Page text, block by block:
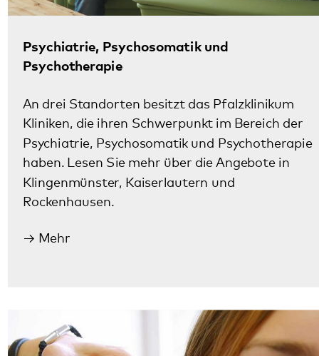
Psychotherapie
An drei Standorten besitzt das Pfalzklinikum
Kliniken, die ihren Schwerpunkt im Bereich der
haben. Lesen Sie mehr über die Angebote in
Mehr